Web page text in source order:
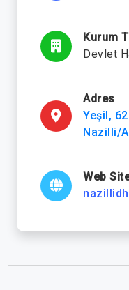
Kurum
Devlet
Adres
Yeşil,
Nazilli/
Web